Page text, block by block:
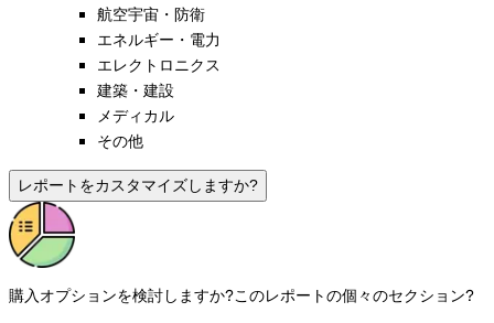
航空宇宙・防衛
エネルギー・電力
エレクトロニクス
建築・建設
メディカル
その他
レポートをカスタマイズしますか?
購入オプションを検討しますか?このレポートの個々のセクション?